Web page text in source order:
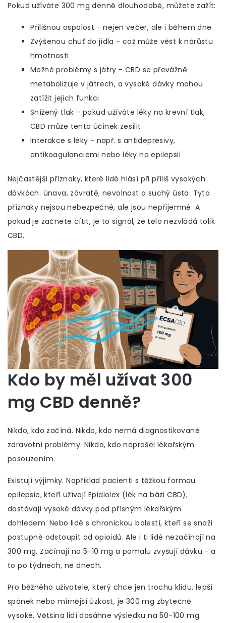
Pokud užíváte 300 mg denně dlouhodobě, můžete zažít:
Přílišnou ospalost - nejen večer, ale i během dne
Zvýšenou chuť do jídla - což může vést k nárůstu
hmotnosti
Možné problémy s játry - CBD se převážně
metabolizuje v játrech, a vysoké dávky mohou
zatížit jejich funkci
Snížený tlak - pokud užíváte léky na krevní tlak,
CBD může tento účinek zesílit
Interakce s léky - např. s antidepresivy,
antikoagulanciemi nebo léky na epilepsii
Nejčastější příznaky, které lidé hlásí při příliš vysokých
dávkách: únava, závratě, nevolnost a suchý ústa. Tyto
příznaky nejsou nebezpečné, ale jsou nepříjemné. A
pokud je začnete cítit, je to signál, že tělo nezvládá tolik
CBD.
Kdo by měl užívat 300
mg CBD denně?
Nikdo, kdo začíná. Nikdo, kdo nemá diagnostikované
zdravotní problémy. Nikdo, kdo neprošel lékařským
posouzením.
Existují výjimky. Například pacienti s těžkou formou
epilepsie, kteří užívají Epidiolex (lék na bázi CBD),
dostávají vysoké dávky pod přísným lékařským
dohledem. Nebo lidé s chronickou bolestí, kteří se snaží
postupně odstoupit od opioidů. Ale i ti lidé nezačínají na
300 mg. Začínají na 5-10 mg a pomalu zvyšují dávku - a
to po týdnech, ne dnech.
Pro běžného uživatele, který chce jen trochu klidu, lepší
spánek nebo mírnější úzkost, je 300 mg zbytečně
vysoké. Většina lidí dosáhne výsledku na 50-100 mg